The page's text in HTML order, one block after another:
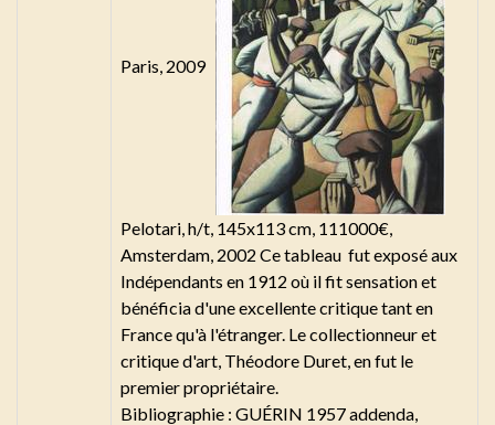
Paris, 2009
Pelotari, h/t, 145x113 cm, 111000€,
Amsterdam, 2002 Ce tableau fut exposé aux
Indépendants en 1912 où il fit sensation et
bénéficia d'une excellente critique tant en
France qu'à l'étranger. Le collectionneur et
critique d'art, Théodore Duret, en fut le
premier propriétaire.
Bibliographie : GUÉRIN 1957 addenda,